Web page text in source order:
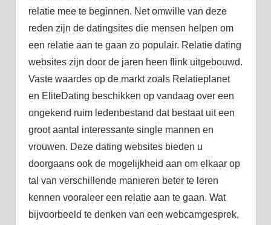
relatie mee te beginnen. Net omwille van deze
reden zijn de datingsites die mensen helpen om
een relatie aan te gaan zo populair. Relatie dating
websites zijn door de jaren heen flink uitgebouwd.
Vaste waardes op de markt zoals Relatieplanet
en EliteDating beschikken op vandaag over een
ongekend ruim ledenbestand dat bestaat uit een
groot aantal interessante single mannen en
vrouwen. Deze dating websites bieden u
doorgaans ook de mogelijkheid aan om elkaar op
tal van verschillende manieren beter te leren
kennen vooraleer een relatie aan te gaan. Wat
bijvoorbeeld te denken van een webcamgesprek,